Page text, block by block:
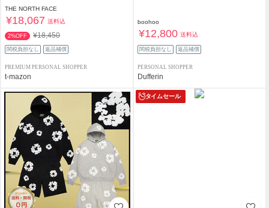
THE NORTH FACE
¥18,067 送料込
2%OFF ¥18,450
関税負担なし 返品補償
PREMIUM PERSONAL SHOPPER
t-mazon
boohoo
¥12,800 送料込
関税負担なし 返品補償
PERSONAL SHOPPER
Dufferin
タイムセール